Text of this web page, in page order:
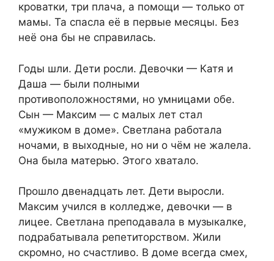
кроватки, три плача, а помощи — только от
мамы. Та спасла её в первые месяцы. Без
неё она бы не справилась.
Годы шли. Дети росли. Девочки — Катя и
Даша — были полными
противоположностями, но умницами обе.
Сын — Максим — с малых лет стал
«мужиком в доме». Светлана работала
ночами, в выходные, но ни о чём не жалела.
Она была матерью. Этого хватало.
Прошло двенадцать лет. Дети выросли.
Максим учился в колледже, девочки — в
лицее. Светлана преподавала в музыкалке,
подрабатывала репетиторством. Жили
скромно, но счастливо. В доме всегда смех,